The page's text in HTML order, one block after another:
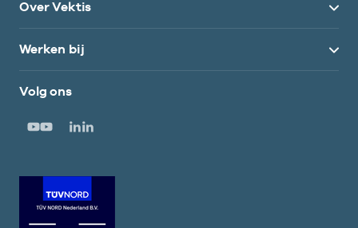
Over Vektis
Werken bij
Volg ons